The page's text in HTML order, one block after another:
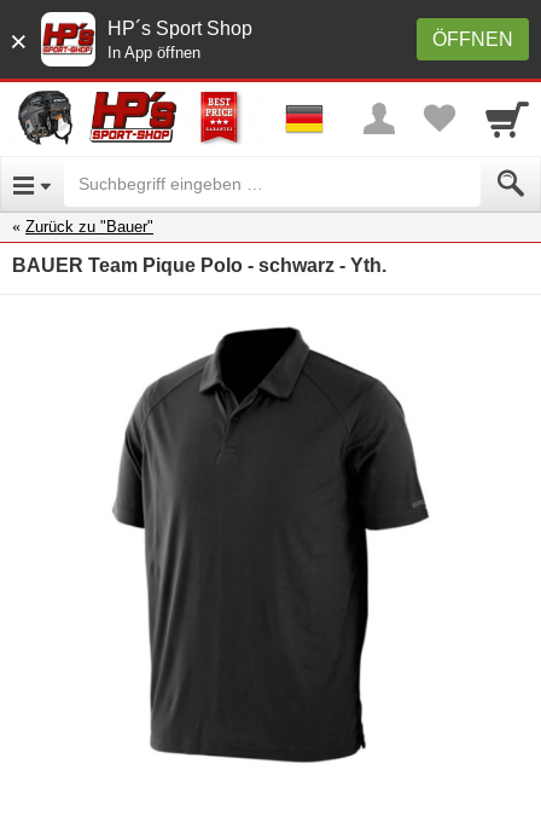
× ÖFFNEN
HP´s Sport Shop
In App öffnen
Zurück zu "Bauer"
BAUER Team Pique Polo - schwarz - Yth.